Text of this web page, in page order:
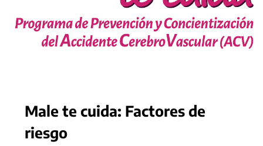
Male te cuida: Factores de
riesgo